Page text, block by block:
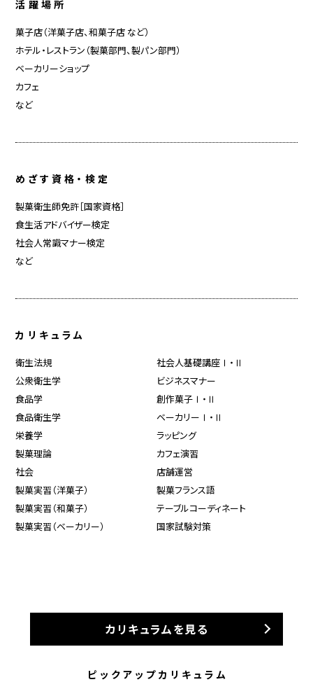
活躍場所
菓子店（洋菓子店、和菓子店 など）
ホテル・レストラン（製菓部門、製パン部門）
ベーカリーショップ
カフェ
など
めざす資格・検定
製菓衛生師免許［国家資格］
食生活アドバイザー検定
社会人常識マナー検定
など
カリキュラム
衛生法規
公衆衛生学
食品学
食品衛生学
栄養学
製菓理論
社会
製菓実習（洋菓子）
製菓実習（和菓子）
製菓実習（ベーカリー）
社会人基礎講座Ⅰ・Ⅱ
ビジネスマナー
創作菓子Ⅰ・Ⅱ
ベーカリーⅠ・Ⅱ
ラッピング
カフェ演習
店舗運営
製菓フランス語
テーブルコーディネート
国家試験対策
カリキュラムを見る
ピックアップカリキュラム